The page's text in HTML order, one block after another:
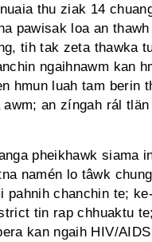
thu ziak 14
pawisak loa an
tih tak zeta thawka
ngaihnawm kan
hmun luah tam berin
an zíngah rál
pheikhawk siama
namén lo tâwk
pahnih chanchin te;
tin rap chhuaktu
kan ngaih HIV/